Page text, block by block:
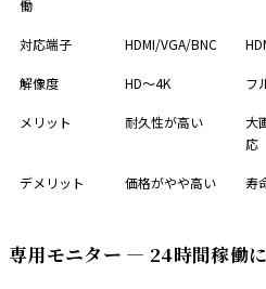
働
対応端子 HDMI/VGA/BNC
解像度 HD〜4K フ
メリット 耐久性が高い
大
応
デメリット 価格がやや高い 寿
専用モニター — 24時間稼働